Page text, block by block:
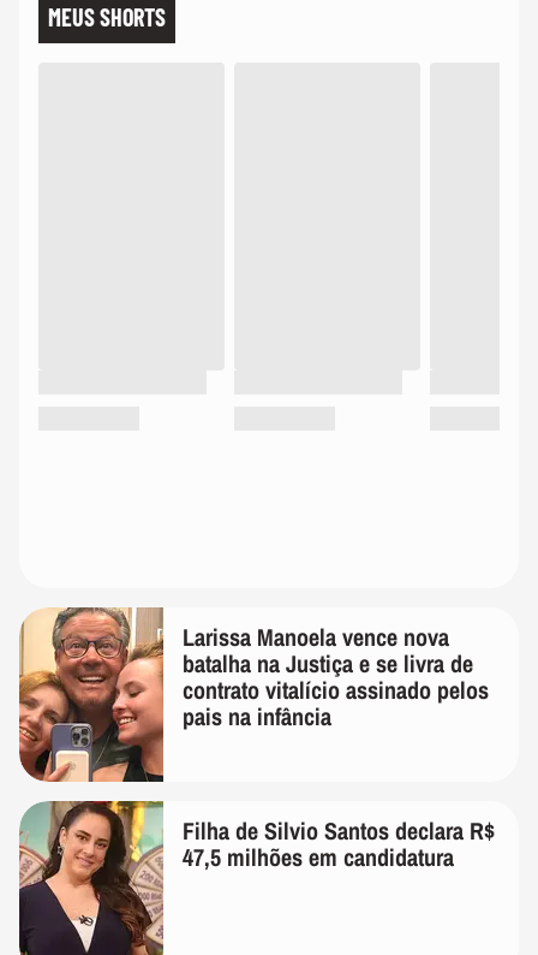
MEUS SHORTS
Larissa Manoela vence nova
batalha na Justiça e se livra de
contrato vitalício assinado pelos
pais na infância
Filha de Silvio Santos declara R$
47,5 milhões em candidatura